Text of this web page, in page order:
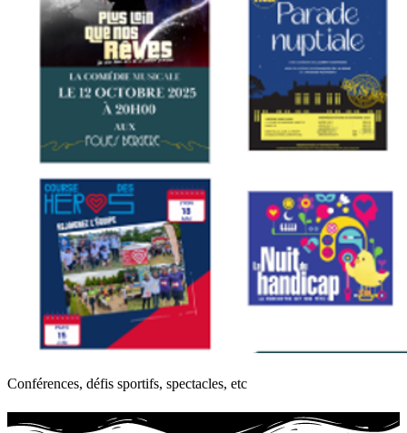
Conférences, défis sportifs, spectacles, etc